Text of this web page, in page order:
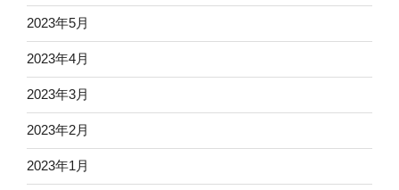
2023年5月
2023年4月
2023年3月
2023年2月
2023年1月